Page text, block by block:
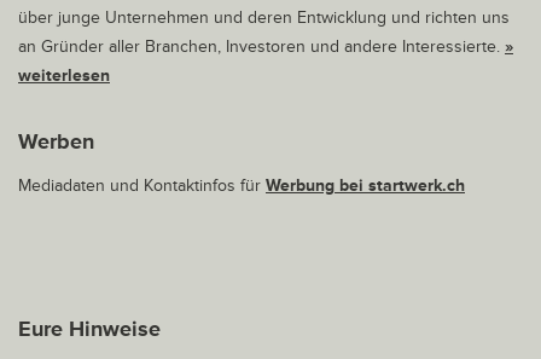
über junge Unternehmen und deren Entwicklung und richten uns
an Gründer aller Branchen, Investoren und andere Interessierte. »
weiterlesen
Werben
Mediadaten und Kontaktinfos für Werbung bei startwerk.ch
Eure Hinweise